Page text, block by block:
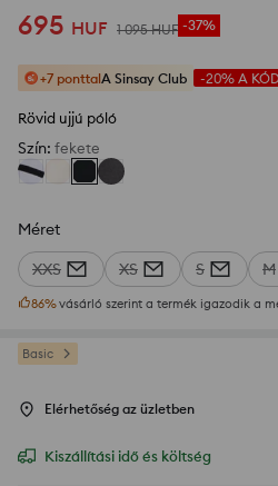
695 HUF 1 095 HUF -37%
+7 ponttalA Sinsay Club -20% A
Rövid ujjú póló
Szín: fekete
Méret
XXS XS S M
86%vásárló szerint a termék igazodik a
Basic
Elérhetőség az üzletben
Kiszállítási idő és költség